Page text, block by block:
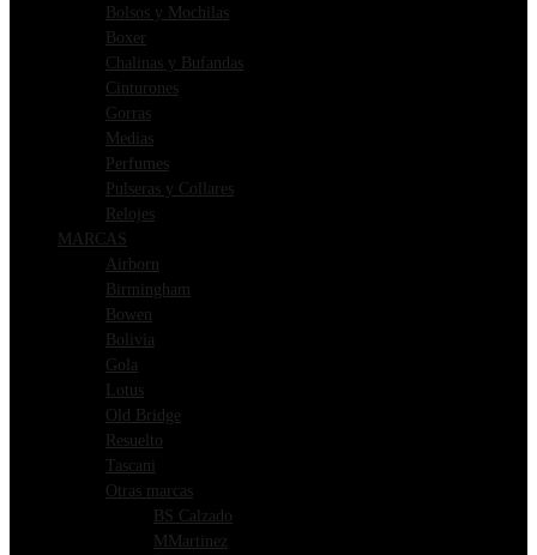
Bolsos y Mochilas
Boxer
Chalinas y Bufandas
Cinturones
Gorras
Medias
Perfumes
Pulseras y Collares
Relojes
MARCAS
Airborn
Birmingham
Bowen
Bolivia
Gola
Lotus
Old Bridge
Resuelto
Tascani
Otras marcas
BS Calzado
MMartinez